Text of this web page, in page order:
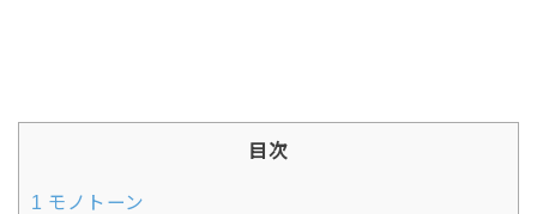
目次
1 モノトーン